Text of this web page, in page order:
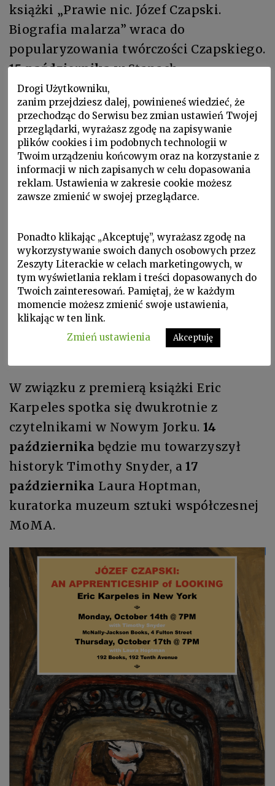
książki „Prawie nic. Józef Czapski.
Biografia malarza” wraca do
popularyzowania twórczości Czapskiego.
15 październikaw Stanach
Zjednoczonych swoją premierę będzie
miała monografia malarstwa Józefa
Czapskiego zatytułowana „Józef Czapski:
An Apprenticeship of Looking”.
Monografia prezentuje obrazy olejne,
rysunki i pokryte ilustracjami strony z
za życia zdobył sobie uznanie, jego
twórczość zawsze pozostawała poza
głównym nurtem świata sztuki. Czapski
nie zdecydował się na tworzenie
malarstwa abstrakcyjnego, zamiast tego
wolał obserwować ludzi i uwieczniać ich
W związku z premierą książki Eric
Karpeles spotka się dwukrotnie z
czytelnikami w Nowym Jorku. 14
października będzie mu towarzyszył
historyk Timothy Snyder, a17
października Laura Hoptman,
kuratorka muzeum sztuki współczesnej
MoMA.
Drogi Użytkowniku,
zanim przejdziesz dalej, powinieneś wiedzieć, że
przechodząc do Serwisu bez zmian ustawień Twojej
przeglądarki, wyrażasz zgodę na zapisywanie
plików cookies i im podobnych technologii w
Twoim urządzeniu końcowym oraz na korzystanie z
informacji w nich zapisanych w celu dopasowania
reklam. Ustawienia w zakresie cookie możesz
zawsze zmienić w swojej przeglądarce.
Ponadto klikając „Akceptuję”, wyrażasz zgodę na
wykorzystywanie swoich danych osobowych przez
Zeszyty Literackie w celach marketingowych, w
tym wyświetlania reklam i treści dopasowanych do
Twoich zainteresowań. Pamiętaj, że w każdym
momencie możesz zmienić swoje ustawienia,
klikając w ten link.
Zmień ustawienia
Akceptuję